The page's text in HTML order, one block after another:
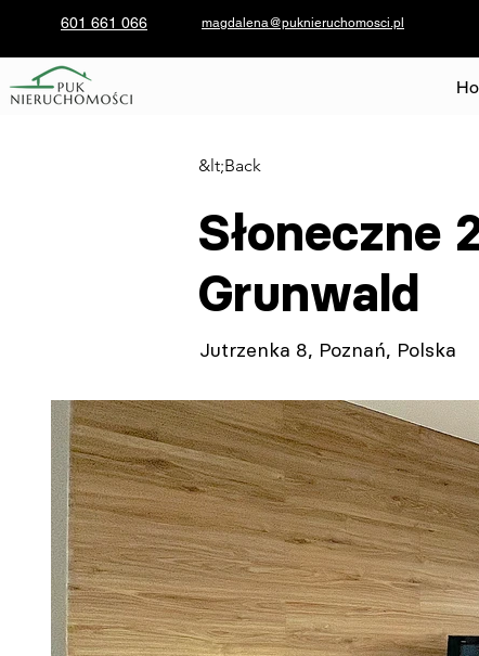
601 661 066 magdalena@puknieruchomosci.pl
&lt;Back
Słoneczne
Grunwald
Jutrzenka 8, Poznań, Polska